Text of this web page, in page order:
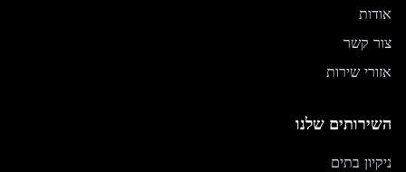
אודות
צור קשר
אזורי שירות
השירותים שלנו
ניקיון בתים